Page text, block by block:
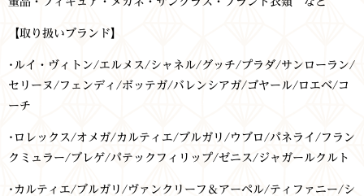
【取り扱いブランド】
･ ルイ・ヴィトン/エルメス/シャネル/グッチ/プラダ/サンローラン/
セリーヌ/フェンディ/ボッテガ/バレンシアガ/ゴヤール/ロエベ/コ
ーチ
･ ロレックス/オメガ/カルティエ/ブルガリ/ウブロ/パネライ/フラン
クミュラー/ブレゲ/パテックフィリップ/ゼニス/ジャガールクルト
･ カルティエ/ブルガリ/ヴァンクリーフ＆アーペル/ティファニー/シ